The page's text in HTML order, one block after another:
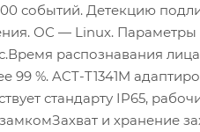
событий. Детекцию
ОС — Linux.
распознавания
99 %. ACT-T1341M
стандарту IP65,
и хранение